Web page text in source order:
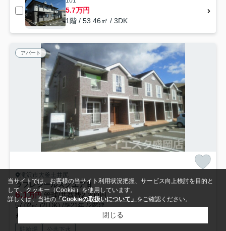
5.7万円
1階 / 53.46㎡ / 3DK
アパート
滝沢市大釜土井尻
ラフレシールスクエアＢ
6.1万円管理/共益費2,200円
57.02㎡ (2LDK) /築21年 /2階建
田沢湖線「大釜」駅 徒歩12分
駐輪場 公共下水
当サイトでは、お客様の当サイト利用状況把握、サービス向上検討を目的と
して、クッキー（Cookie）を使用しています。
詳しくは、当社の 「Cookieの取扱いについて」 をご確認ください。
閉じる